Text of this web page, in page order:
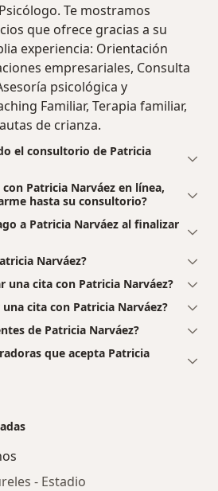
Te mostramos
que ofrece gracias a su
experiencia: Orientación
empresariales, Consulta
psicológica y
Familiar, Terapia familiar,
de crianza.
el consultorio de Patricia
Patricia Narváez en línea,
hasta su consultorio?
a Patricia Narváez al finalizar
Narváez?
una cita con Patricia Narváez?
cita con Patricia Narváez?
de Patricia Narváez?
que acepta Patricia
- Estadio